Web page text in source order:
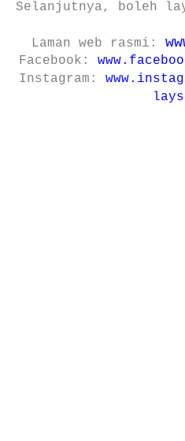
Selanjutnya, boleh
Laman web rasmi:
Facebook:
Instagram: